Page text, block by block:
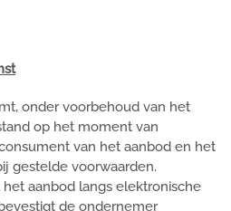
onder voorbehoud van het
op het moment van
van het aanbod en het
gestelde voorwaarden.
aanbod langs elektronische
de ondernemer